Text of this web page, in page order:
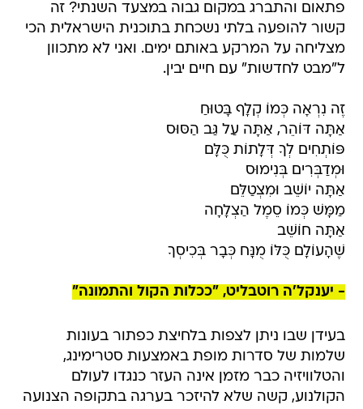
פתאום והתברג במקום גבוה במצעד השנתי? זה
קשור להופעה בלתי נשכחת בתוכנית הישראלית הכי
מצליחה על המרקע באותם ימים. ואני לא מתכוון
ל"מבט לחדשות" עם חיים יבין.
זֶה נִרְאָה כְּמוֹ קְלָף בָּטוּחַ
אַתָּה דּוֹהֵר, אַתָּה עַל גַּב הַסּוּס
פּוֹתְחִים לְךָ דְּלָתוֹת כֻּלָּם
וּמְדַבְּרִים בְּנִימוּס
אַתָּה יוֹשֵׁב וּמִצְטַלֵּם
מַמָּשׁ כְּמוֹ סֵמֶל הַצְלָחָה
אַתָּה חוֹשֵׁב
שֶׁהָעוֹלָם כֻּלּוֹ מֻנָּח כְּבָר בְּכִיסְךָ
- יענקל'ה רוטבליט, "ככלות הקול והתמונה"
בעידן שבו ניתן לצפות בלחיצת כפתור בעונות
שלמות של סדרות מופת באמצעות סטרימינג,
והטלוויזיה כבר מזמן אינה העזר כנגדו לעולם
הקולנוע, קשה שלא להיזכר בערגה בתקופה הצנועה